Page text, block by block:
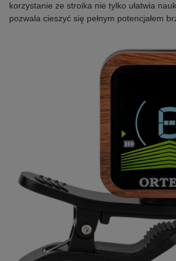
korzystanie ze stroika nie tylko ułatwia
pozwala cieszyć się pełnym potencjałem